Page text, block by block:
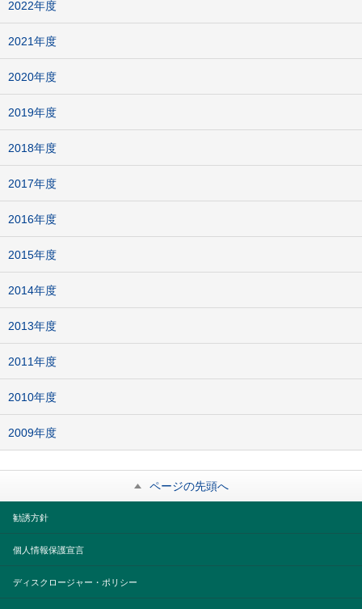
2022年度
2021年度
2020年度
2019年度
2018年度
2017年度
2016年度
2015年度
2014年度
2013年度
2011年度
2010年度
2009年度
ページの先頭へ
勧誘方針
個人情報保護宣言
ディスクロージャー・ポリシー